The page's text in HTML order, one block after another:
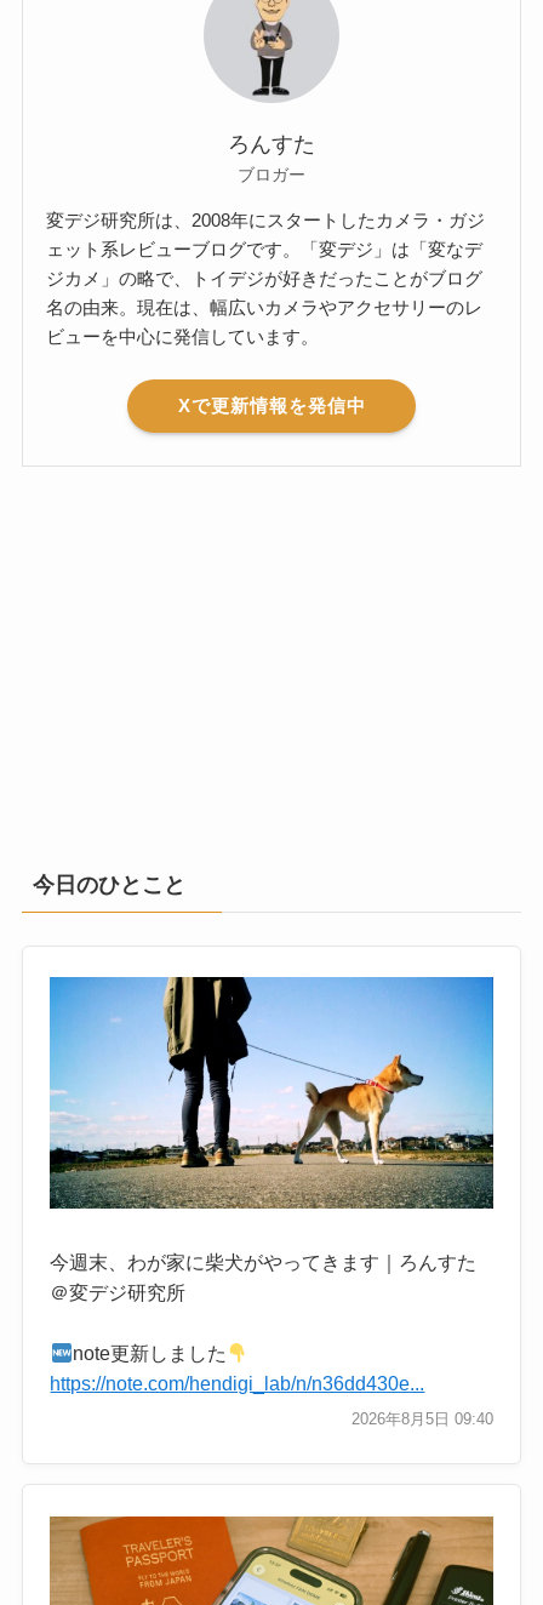
ろんすた
ブロガー
変デジ研究所は、2008年にスタートしたカメラ・ガジ
ェット系レビューブログです。「変デジ」は「変なデ
ジカメ」の略で、トイデジが好きだったことがブログ
名の由来。現在は、幅広いカメラやアクセサリーのレ
ビューを中心に発信しています。
Xで更新情報を発信中
今日のひとこと
今週末、わが家に柴犬がやってきます｜ろんすた
＠変デジ研究所
note更新しました
https://note.com/hendigi_lab/n/n36dd430e...
2026年8月5日 09:40